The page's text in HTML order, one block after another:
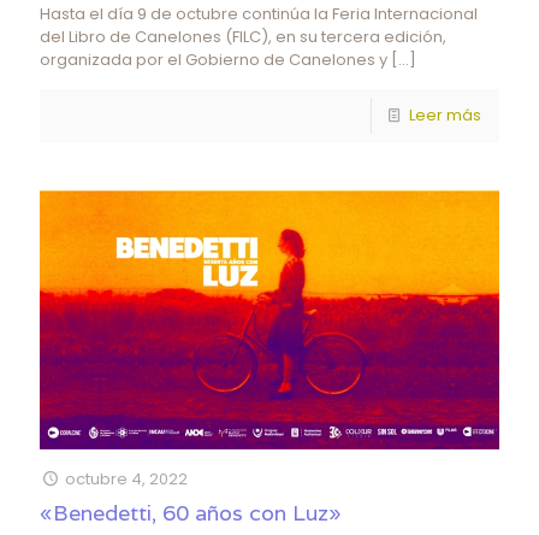
Hasta el día 9 de octubre continúa la Feria Internacional
del Libro de Canelones (FILC), en su tercera edición,
organizada por el Gobierno de Canelones y […]
Leer más
octubre 4, 2022
«Benedetti, 60 años con Luz»